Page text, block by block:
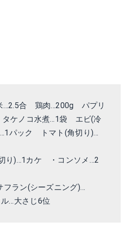
…2.5合 鶏肉…200g パプリ
ケノコ水煮…1袋 エビ(冷
パック トマト(角切り)…
り)…1カケ ・コンソメ …2
フラン(シーズニング)…
…大さじ6位